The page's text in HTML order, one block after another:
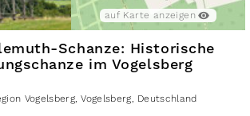
auf Karte anzeigen
Schanze: Historische
im Vogelsberg
Vogelsberg, Vogelsberg, Deutschland